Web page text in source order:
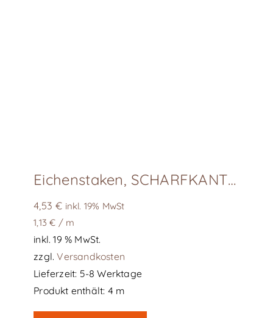
Eichenstaken, SCHARFKANTIG
4,53€ inkl. 19% MwSt
1,13€ / m
inkl. 19 % MwSt.
zzgl.Versandkosten
Lieferzeit: 5-8 Werktage
Produkt enthält: 4 m